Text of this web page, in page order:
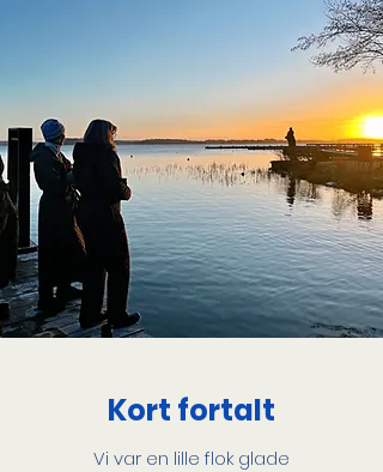
Stemning
er vigtig
Kort fortalt
Vi var en lille flok glade